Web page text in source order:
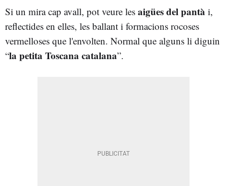
Si un mira cap avall, pot veure les aigües del pantà i,
reflectides en elles, les ballant i formacions rocoses
vermelloses que l'envolten. Normal que alguns li diguin
“la petita Toscana catalana”.